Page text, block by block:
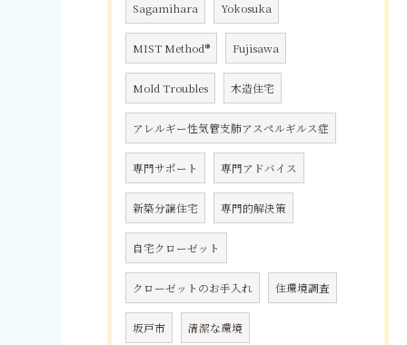
Sagamihara Yokosuka
MIST Method® Fujisawa
Mold Troubles 木造住宅
アレルギー性気管支肺アスペルギルス症
専門サポート 専門アドバイス
新築分譲住宅 専門的解決策
自宅クローゼット
クローゼットのお手入れ 住環境調査
坂戸市 清潔な環境